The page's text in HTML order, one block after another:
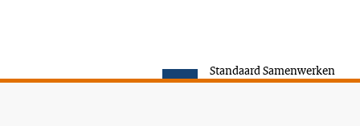
Standaard Samenwerken